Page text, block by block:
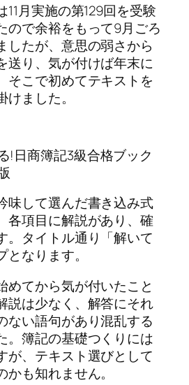
月実施の第129回を受験
ので余裕をもって9月ごろ
したが、意思の弱さから
送り、気が付けば年末に
そこで初めてテキストを
ました。
!日商簿記3級合格ブック
味して選んだ書き込み式
各項目に解説があり、確
。タイトル通り「解いて
なります。
てから気が付いたこと
説は少なく、解答にそれ
ない語句があり混乱する
。簿記の基礎つくりには
が、テキスト選びとして
も知れません。